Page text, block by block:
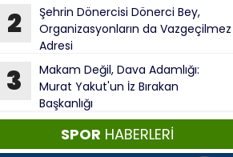
2
Şehrin Dönercisi Dönerci Bey,
Organizasyonların da Vazgeçilmez
Adresi
3
Makam Değil, Dava Adamlığı:
Murat Yakut'un İz Bırakan
Başkanlığı
SPOR HABERLERİ